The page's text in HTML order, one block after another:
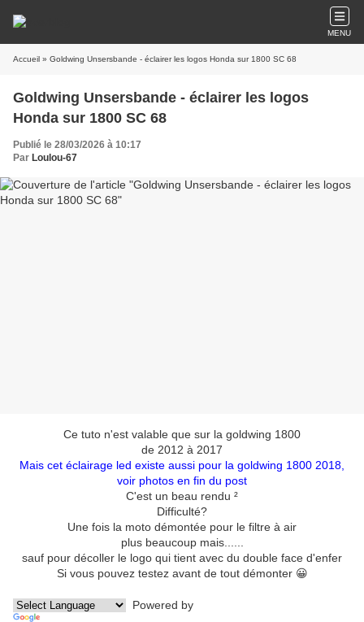
MENU
Accueil » Goldwing Unsersbande - éclairer les logos Honda sur 1800 SC 68
Goldwing Unsersbande - éclairer les logos
Honda sur 1800 SC 68
Publié le 28/03/2026 à 10:17
Par Loulou-67
Ce tuto n'est valable que sur la goldwing 1800
de 2012 à 2017
Mais cet éclairage led existe aussi pour la goldwing 1800 2018,
voir photos en fin du post
C'est un beau rendu ²
Difficulté?
Une fois la moto démontée pour le filtre à air
plus beaucoup mais......
sauf pour décoller le logo qui tient avec du double face d'enfer
Si vous pouvez testez avant de tout démonter 😀
Powered by